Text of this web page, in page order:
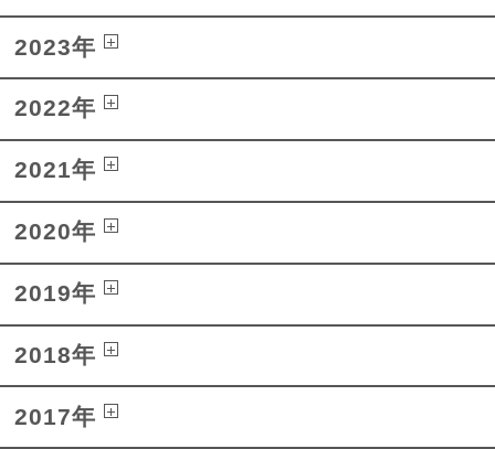
2023年
2022年
2021年
2020年
2019年
2018年
2017年